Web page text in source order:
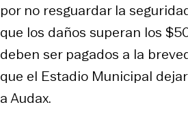
por no resguardar la
que los daños superan los
deben ser pagados a la
que el Estadio Municipal
a Audax.